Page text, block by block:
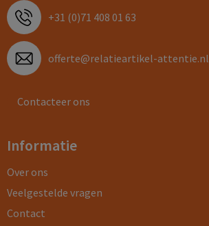
+31 (0)71 408 01 63
offerte@relatieartikel-attentie.nl
Contacteer ons
Informatie
Over ons
Veelgestelde vragen
Contact